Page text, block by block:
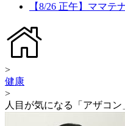
【8/26 正午】ママテ
>
健康
>
人目が気になる「アザコン